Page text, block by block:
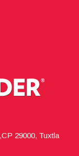
29000, Tuxtla